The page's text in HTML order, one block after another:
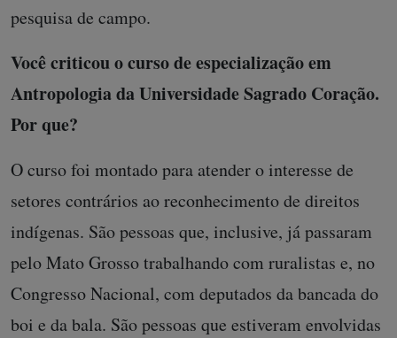
pesquisa de campo.
Você criticou o curso de especialização em
Antropologia da Universidade Sagrado Coração.
Por que?
O curso foi montado para atender o interesse de
setores contrários ao reconhecimento de direitos
indígenas. São pessoas que, inclusive, já passaram
pelo Mato Grosso trabalhando com ruralistas e, no
Congresso Nacional, com deputados da bancada do
boi e da bala. São pessoas que estiveram envolvidas